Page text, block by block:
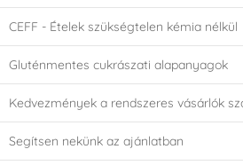
CEFF - Ételek szükségtelen kémia nélkül
Gluténmentes cukrászati alapanyagok
Kedvezmények a rendszeres vásárlók
Segítsen nekünk az ajánlatban